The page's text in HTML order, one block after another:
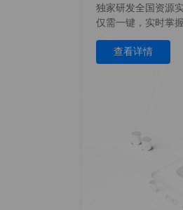
独家研发全国资源
仅需一键，实时掌
查看详情